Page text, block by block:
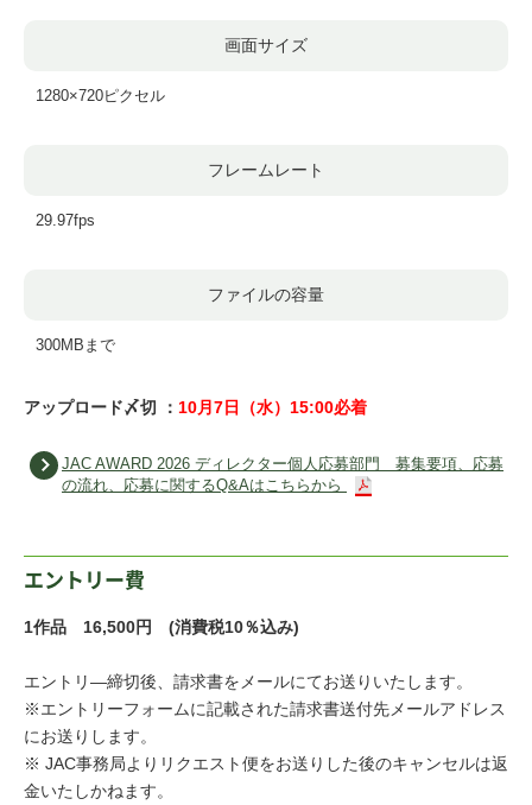
画面サイズ
1280×720ピクセル
フレームレート
29.97fps
ファイルの容量
300MBまで
アップロード〆切 ： 10月7日 （水）15:00必着
JAC AWARD 2026 ディレクター個人応募部門 募集要項、応募
の流れ、応募に関するQ&Aはこちらから
エントリー費
1作品 16,500円 (消費税10％込み)
エントリ―締切後、請求書をメールにてお送りいたします。
※エントリーフォームに記載された請求書送付先メールアドレス
にお送りします。
※ JAC事務局よりリクエスト便をお送りした後のキャンセルは返
金いたしかねます。